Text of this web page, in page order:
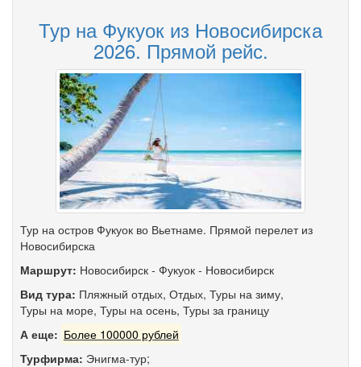
Тур на Фукуок из Новосибирска
2026. Прямой рейс.
Тур на остров Фукуок во Вьетнаме. Прямой перелет из
Новосибирска
Маршрут: Новосибирск - Фукуок - Новосибирск
Вид тура: Пляжный отдых, Отдых, Туры на зиму,
Туры на море, Туры на осень, Туры за границу
А еще: Более 100000 рублей
Турфирма: Энигма-тур;